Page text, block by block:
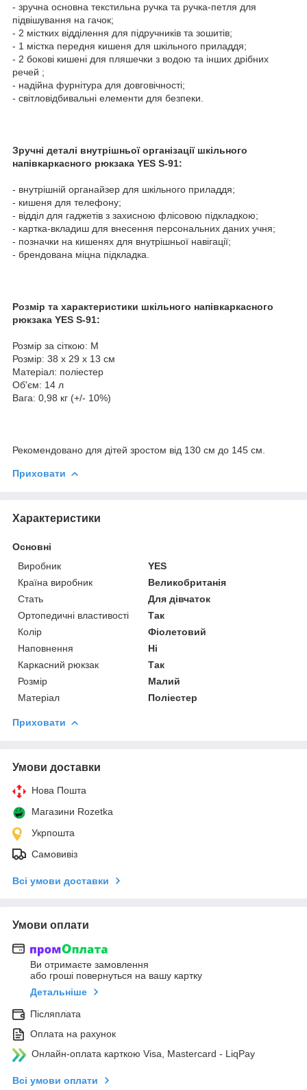
- зручна основна текстильна ручка та ручка-петля для
підвішування на гачок;
- 2 містких відділення для підручників та зошитів;
- 1 містка передня кишеня для шкільного приладдя;
- 2 бокові кишені для пляшечки з водою та інших дрібних
речей ;
- надійна фурнітура для довговічності;
- світловідбивальні елементи для безпеки.
Зручні деталі внутрішньої організації шкільного
напівкаркасного рюкзака YES S-91:
- внутрішній органайзер для шкільного приладдя;
- кишеня для телефону;
- відділ для гаджетів з захисною флісовою підкладкою;
- картка-вкладиш для внесення персональних даних учня;
- позначки на кишенях для внутрішньої навігації;
- брендована міцна підкладка.
Розмір та характеристики шкільного напівкаркасного
рюкзака YES S-91:
Розмір за сіткою: M
Розмір: 38 х 29 х 13 см
Матеріал: поліестер
Об'єм: 14 л
Вага: 0,98 кг (+/- 10%)
Рекомендовано для дітей зростом від 130 см до 145 см.
Приховати
Характеристики
Основні
Виробник
YES
Країна виробник
Великобританія
Стать
Для дівчаток
Ортопедичні властивості
Так
Колір
Фіолетовий
Наповнення
Ні
Каркасний рюкзак
Так
Розмір
Малий
Матеріал
Поліестер
Приховати
Умови доставки
Нова Пошта
Магазини Rozetka
Укрпошта
Самовивіз
Всі умови доставки
Умови оплати
Ви отримаєте замовлення
або гроші повернуться на вашу картку
Детальніше
Післяплата
Оплата на рахунок
Онлайн-оплата карткою Visa, Mastercard - LiqPay
Всі умови оплати